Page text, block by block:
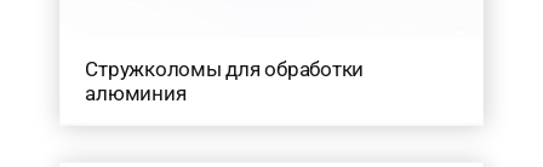
Стружколомы для обработки
алюминия